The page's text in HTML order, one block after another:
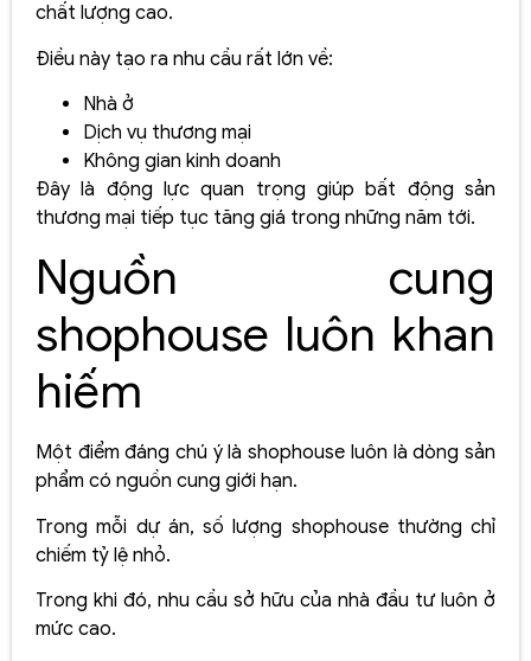
chất lượng cao.
Điều này tạo ra nhu cầu rất lớn về:
Nhà ở
Dịch vụ thương mại
Không gian kinh doanh
Đây là động lực quan trọng giúp bất động sản
thương mại tiếp tục tăng giá trong những năm tới.
Nguồn cung
shophouse luôn khan
hiếm
Một điểm đáng chú ý là shophouse luôn là dòng sản
phẩm có nguồn cung giới hạn.
Trong mỗi dự án, số lượng shophouse thường chỉ
chiếm tỷ lệ nhỏ.
Trong khi đó, nhu cầu sở hữu của nhà đầu tư luôn ở
mức cao.